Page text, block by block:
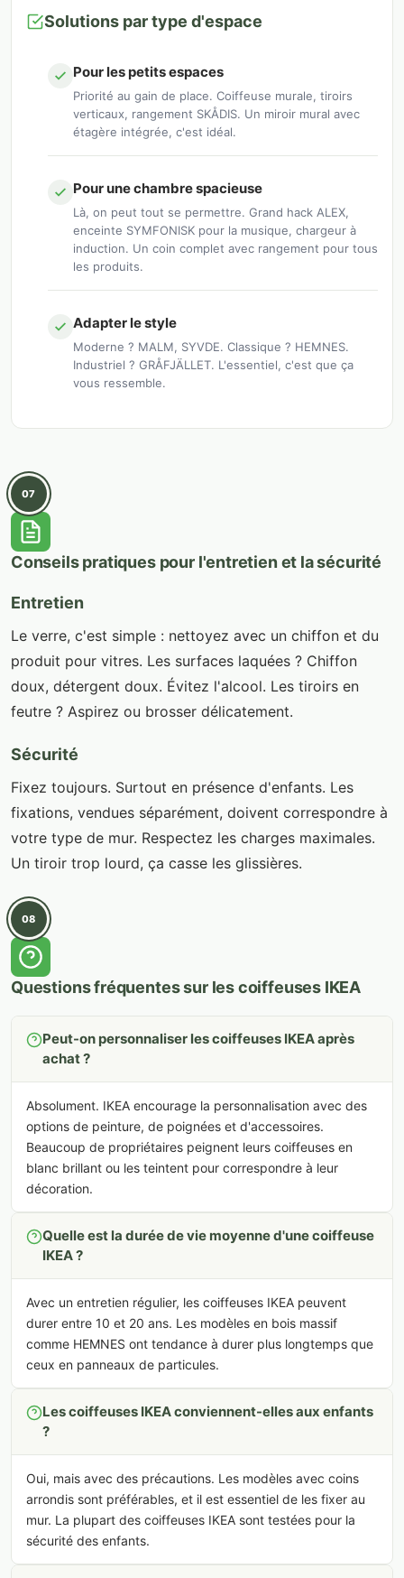
Solutions par type d'espace
Pour les petits espaces
Priorité au gain de place. Coiffeuse murale, tiroirs
verticaux, rangement SKÅDIS. Un miroir mural avec
étagère intégrée, c'est idéal.
Pour une chambre spacieuse
Là, on peut tout se permettre. Grand hack ALEX,
enceinte SYMFONISK pour la musique, chargeur à
induction. Un coin complet avec rangement pour tous
les produits.
Adapter le style
Moderne ? MALM, SYVDE. Classique ? HEMNES.
Industriel ? GRÅFJÄLLET. L'essentiel, c'est que ça
vous ressemble.
07
Conseils pratiques pour l'entretien et la sécurité
Entretien
Le verre, c'est simple : nettoyez avec un chiffon et du
produit pour vitres. Les surfaces laquées ? Chiffon
doux, détergent doux. Évitez l'alcool. Les tiroirs en
feutre ? Aspirez ou brosser délicatement.
Sécurité
Fixez toujours. Surtout en présence d'enfants. Les
fixations, vendues séparément, doivent correspondre à
votre type de mur. Respectez les charges maximales.
Un tiroir trop lourd, ça casse les glissières.
08
Questions fréquentes sur les coiffeuses IKEA
Peut-on personnaliser les coiffeuses IKEA après
achat ?
Absolument. IKEA encourage la personnalisation avec des
options de peinture, de poignées et d'accessoires.
Beaucoup de propriétaires peignent leurs coiffeuses en
blanc brillant ou les teintent pour correspondre à leur
décoration.
Quelle est la durée de vie moyenne d'une coiffeuse
IKEA ?
Avec un entretien régulier, les coiffeuses IKEA peuvent
durer entre 10 et 20 ans. Les modèles en bois massif
comme HEMNES ont tendance à durer plus longtemps que
ceux en panneaux de particules.
Les coiffeuses IKEA conviennent-elles aux enfants
?
Oui, mais avec des précautions. Les modèles avec coins
arrondis sont préférables, et il est essentiel de les fixer au
mur. La plupart des coiffeuses IKEA sont testées pour la
sécurité des enfants.